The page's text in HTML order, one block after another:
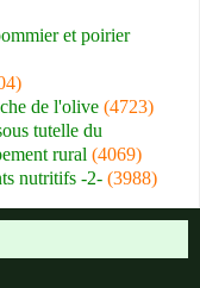
et poirier
de l'olive (4723)
tutelle du
rural (4069)
nutritifs -2- (3988)